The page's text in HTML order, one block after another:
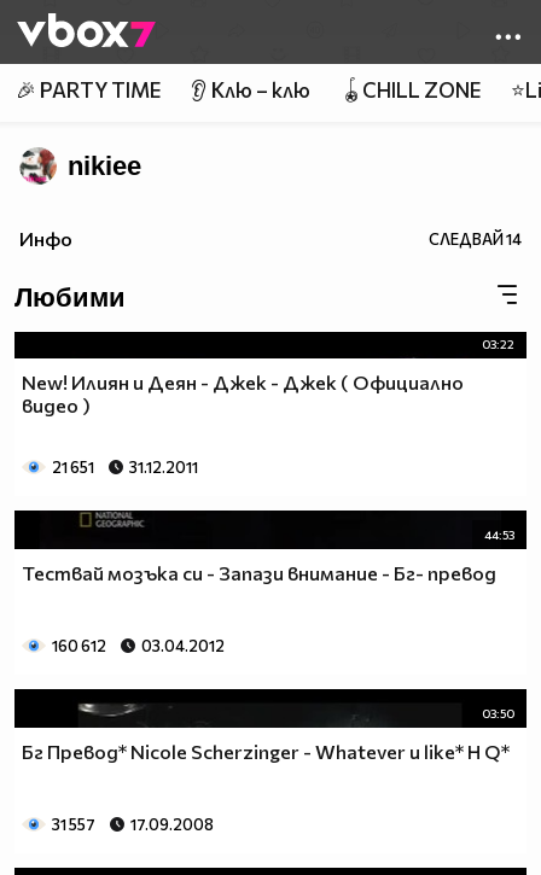
👾
🎉 PARTY TIME 👂 Клю – клю 🪀CHILL ZONE
nikiee
Инфо СЛЕДВАЙ14
Любими
03:22
New! Илиян и Деян - Джек - Джек ( Официално
видео )
21 651 31.12.2011
44:53
Тествай мозъка си - Запази внимание - Бг- превод
160 612 03.04.2012
03:50
Бг Превод* Nicole Scherzinger - Whatever u like* H Q*
31 557 17.09.2008